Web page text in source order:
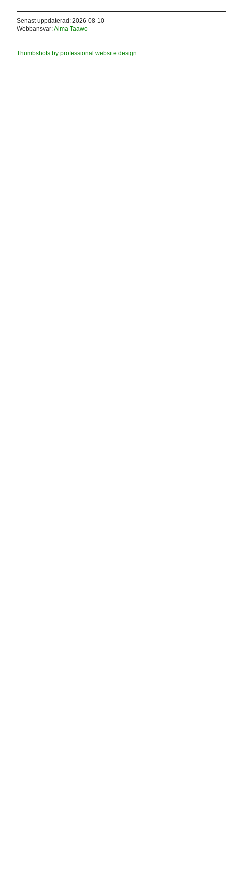
Senast uppdaterad: 2026-08-10
Webbansvar:Alma Taawo
Thumbshots by professional website design